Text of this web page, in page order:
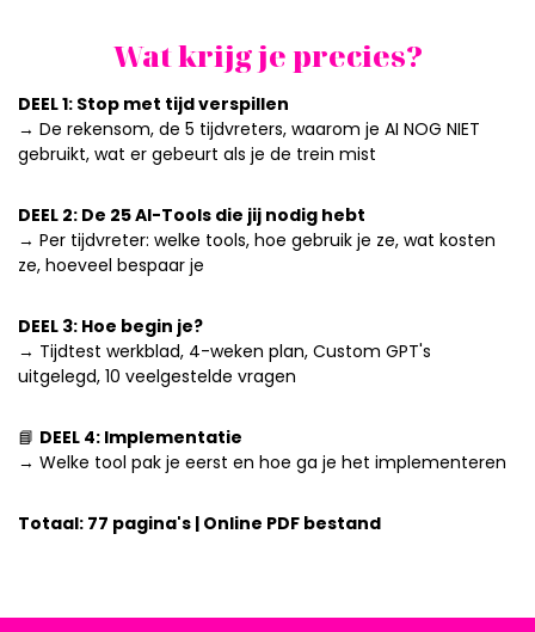
Wat krijg je precies?
DEEL 1: Stop met tijd verspillen
→ De rekensom, de 5 tijdvreters, waarom je AI NOG NIET
gebruikt, wat er gebeurt als je de trein mist
DEEL 2: De 25 AI-Tools die jij nodig hebt
→ Per tijdvreter: welke tools, hoe gebruik je ze, wat kosten
ze, hoeveel bespaar je
DEEL 3: Hoe begin je?
→ Tijdtest werkblad, 4-weken plan, Custom GPT's
uitgelegd, 10 veelgestelde vragen
📘 DEEL 4: Implementatie
→ Welke tool pak je eerst en hoe ga je het implementeren
Totaal: 77 pagina's | Online PDF bestand